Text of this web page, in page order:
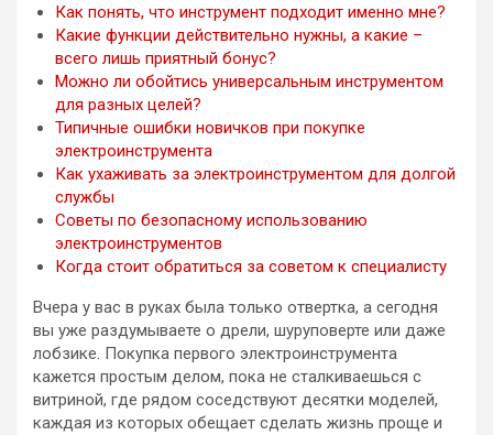
Как понять, что инструмент подходит именно мне?
Какие функции действительно нужны, а какие –
всего лишь приятный бонус?
Можно ли обойтись универсальным инструментом
для разных целей?
Типичные ошибки новичков при покупке
электроинструмента
Как ухаживать за электроинструментом для долгой
службы
Советы по безопасному использованию
электроинструментов
Когда стоит обратиться за советом к специалисту
Вчера у вас в руках была только отвертка, а сегодня
вы уже раздумываете о дрели, шуруповерте или даже
лобзике. Покупка первого электроинструмента
кажется простым делом, пока не сталкиваешься с
витриной, где рядом соседствуют десятки моделей,
каждая из которых обещает сделать жизнь проще и